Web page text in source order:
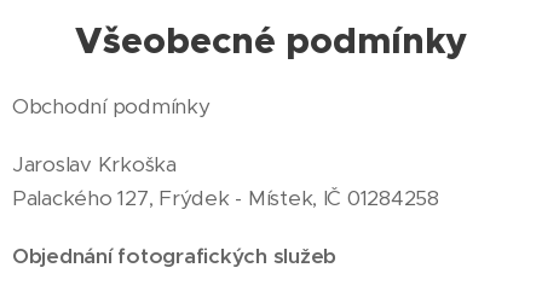
Všeobecné podmínky
Obchodní podmínky
Jaroslav Krkoška
Palackého 127, Frýdek - Místek, IČ 01284258
Objednání fotografických služeb